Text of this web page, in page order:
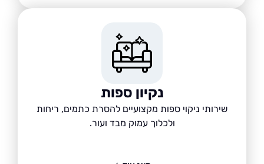
נקיון ספות
שירותי ניקוי ספות מקצועיים להסרת כתמים, ריחות
ולכלוך עמוק מבד ועור.